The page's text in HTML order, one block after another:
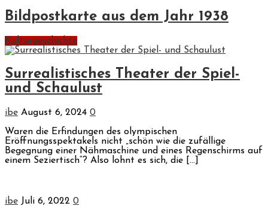
Bildpostkarte aus dem Jahr 1938
Kulturgeschichte
Surrealistisches Theater der Spiel-
und Schaulust
ibe August 6, 2024 0
Waren die Erfindungen des olympischen
Eröffnungsspektakels nicht „schön wie die zufällige
Begegnung einer Nähmaschine und eines Regenschirms auf
einem Seziertisch“? Also lohnt es sich, die […]
ibe Juli 6, 2022 0